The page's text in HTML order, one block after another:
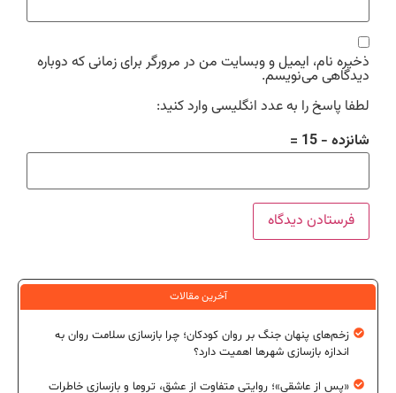
ذخیره نام، ایمیل و وبسایت من در مرورگر برای زمانی که دوباره
دیدگاهی می‌نویسم.
لطفا پاسخ را به عدد انگلیسی وارد کنید:
شانزده − 15 =
آخرین مقالات
زخم‌های پنهان جنگ بر روان کودکان؛ چرا بازسازی سلامت روان به
اندازه بازسازی شهرها اهمیت دارد؟
«پس از عاشقی»؛ روایتی متفاوت از عشق، تروما و بازسازی خاطرات